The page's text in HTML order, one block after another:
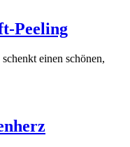
Peeling
einen schönen,